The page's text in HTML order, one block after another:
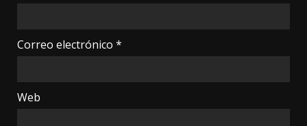
Correo electrónico *
Web